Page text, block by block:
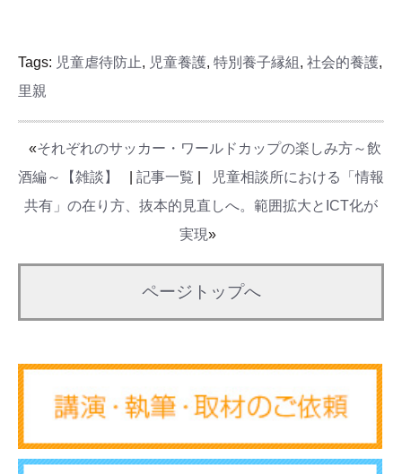
Tags: 児童虐待防止, 児童養護, 特別養子縁組 , 社会的養護,
里親
«それぞれのサッカー・ワールドカップの楽しみ方～飲
酒編～【雑談】
記事一覧
児童相談所における「情報
共有」の在り方、抜本的見直しへ。範囲拡大とICT化が
実現»
ページトップへ